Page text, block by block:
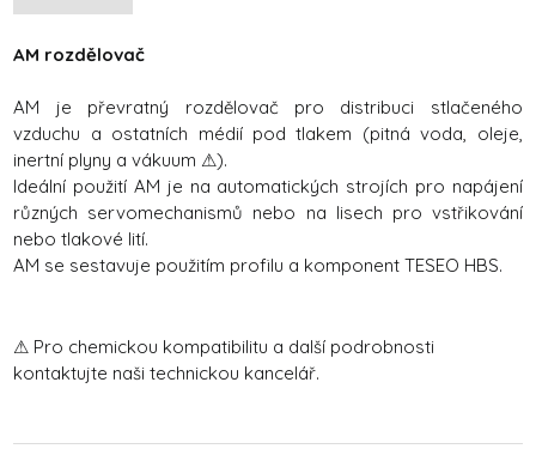
AM rozdělovač
AM je převratný rozdělovač pro distribuci stlačeného
vzduchu a ostatních médií pod tlakem (pitná voda, oleje,
inertní plyny a vákuum ⚠).
Ideální použití AM je na automatických strojích pro napájení
různých servomechanismů nebo na lisech pro vstřikování
nebo tlakové lití.
AM se sestavuje použitím profilu a komponent TESEO HBS.
⚠ Pro chemickou kompatibilitu a další podrobnosti
kontaktujte naši technickou kancelář.